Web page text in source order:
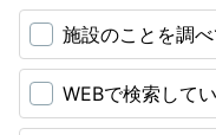
施設のことを調
WEBで検索して